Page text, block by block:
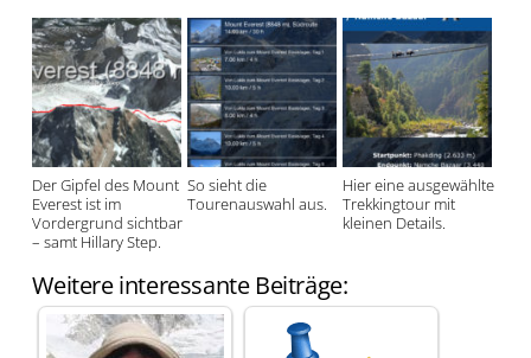
Der Gipfel des Mount
Everest ist im
Vordergrund sichtbar
– samt Hillary Step.
So sieht die
Tourenauswahl aus.
Hier eine ausgewählte
Trekkingtour mit
kleinen Details.
Weitere interessante Beiträge: